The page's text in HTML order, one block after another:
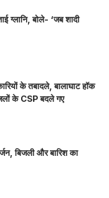
ग्लानि, बोले- ‘जब शादी
के तबादले, बालाघाट हॉक
के CSP बदले गए
बिजली और बारिश का